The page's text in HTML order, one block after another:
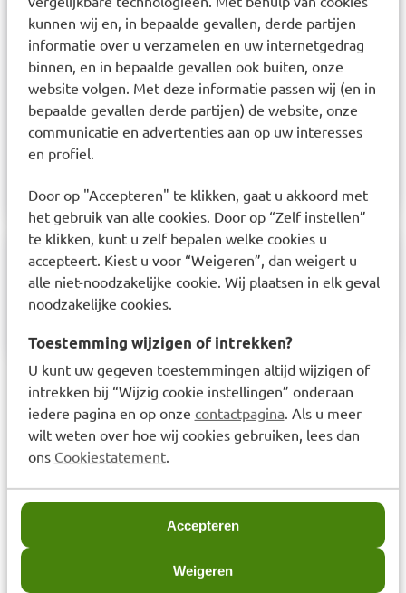
kunnen wij en, in bepaalde gevallen, derde partijen
informatie over u verzamelen en uw internetgedrag
binnen, en in bepaalde gevallen ook buiten, onze
website volgen. Met deze informatie passen wij (en in
bepaalde gevallen derde partijen) de website, onze
communicatie en advertenties aan op uw interesses
en profiel.
Door op "Accepteren" te klikken, gaat u akkoord met
het gebruik van alle cookies. Door op “Zelf instellen”
te klikken, kunt u zelf bepalen welke cookies u
accepteert. Kiest u voor “Weigeren”, dan weigert u
alle niet-noodzakelijke cookie. Wij plaatsen in elk geval
noodzakelijke cookies.
Toestemming wijzigen of intrekken?
U kunt uw gegeven toestemmingen altijd wijzigen of
intrekken bij “Wijzig cookie instellingen” onderaan
iedere pagina en op onze contactpagina. Als u meer
wilt weten over hoe wij cookies gebruiken, lees dan
ons Cookiestatement.
Accepteren
Weigeren
Gebruiksadvies: Kies de juiste maat rager. Plaats
het borsteltje voorzichtig tussen de tanden of
kiezen (u voelt enige weerstand). Beweeg het
borsteltje een paar keer heen en weer. Spoel het
borsteltje af. Herhaal deze stappen bij iedere
ruimte. Plaats na gebruik het beschermkapje over
Samenstelling
6 stuks
Laatst bekeken items
Interprox Plus Nano Ragers